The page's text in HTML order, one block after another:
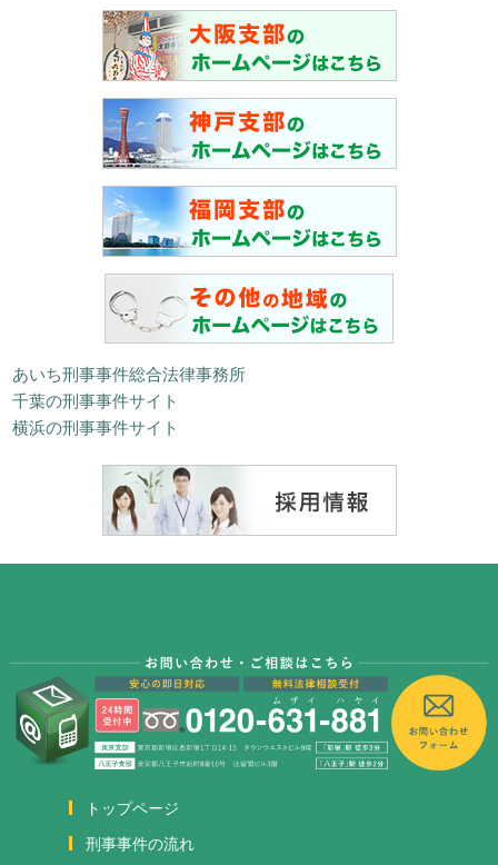
あいち刑事事件総合法律事務所
千葉の刑事事件サイト
横浜の刑事事件サイト
トップページ
刑事事件の流れ